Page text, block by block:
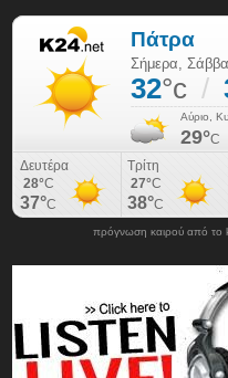
πρόγνωση καιρού από το